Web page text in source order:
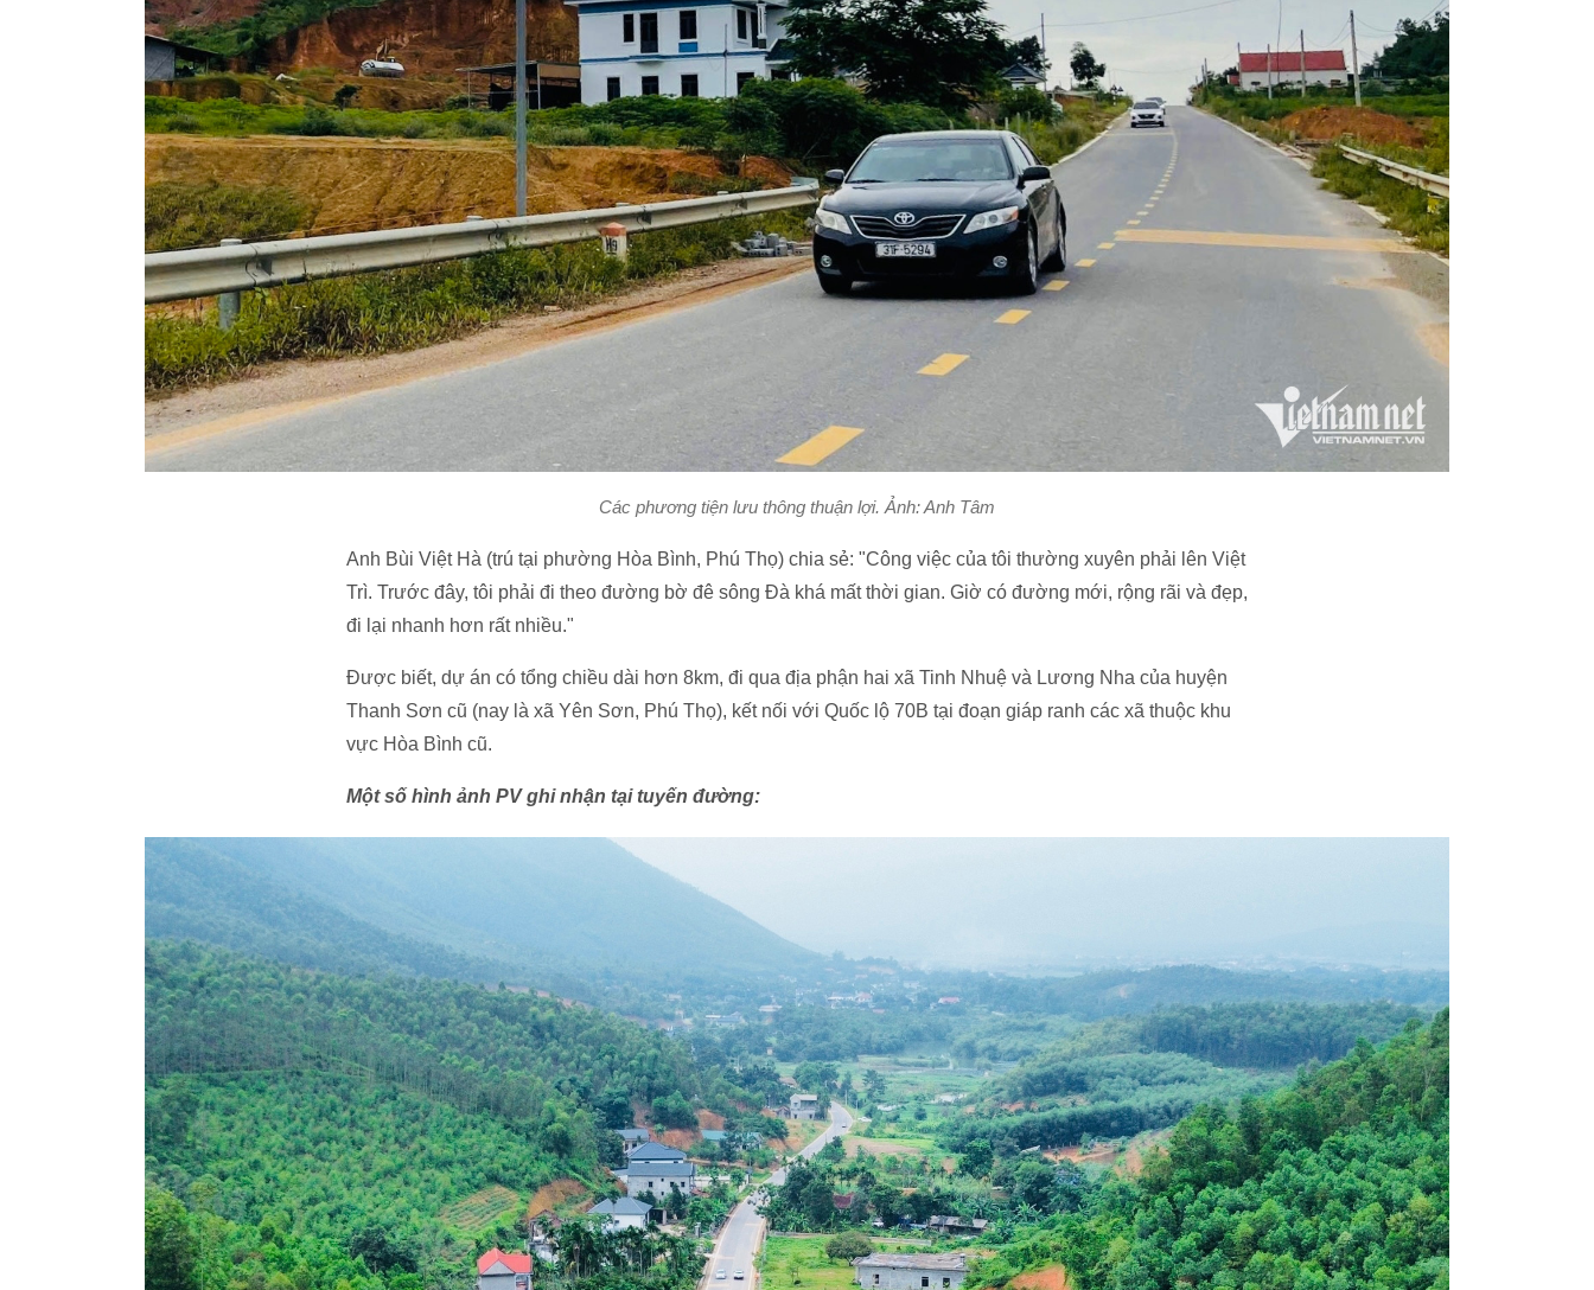
Các phương tiện lưu thông thuận lợi. Ảnh: Anh Tâm
Anh Bùi Việt Hà (trú tại phường Hòa Bình, Phú Thọ) chia sẻ: "Công việc của tôi thường xuyên phải lên Việt
Trì. Trước đây, tôi phải đi theo đường bờ đê sông Đà khá mất thời gian. Giờ có đường mới, rộng rãi và đẹp,
đi lại nhanh hơn rất nhiều."
Được biết, dự án có tổng chiều dài hơn 8km, đi qua địa phận hai xã Tinh Nhuệ và Lương Nha của huyện
Thanh Sơn cũ (nay là xã Yên Sơn, Phú Thọ), kết nối với Quốc lộ 70B tại đoạn giáp ranh các xã thuộc khu
vực Hòa Bình cũ.
Một số hình ảnh PV ghi nhận tại tuyến đường: